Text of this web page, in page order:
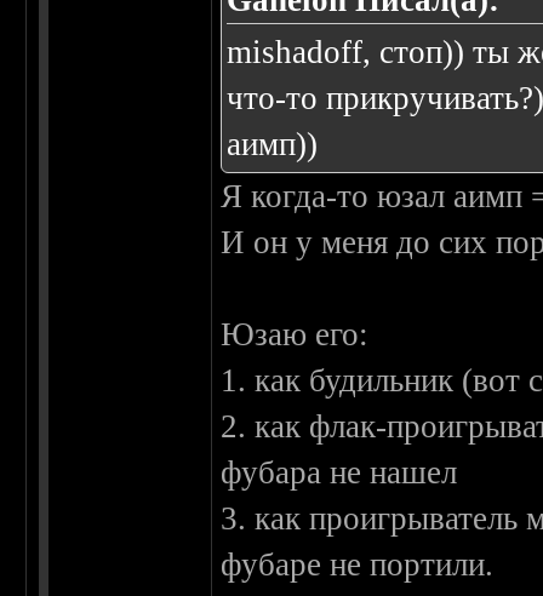
mishadoff, стоп)) ты
что-то
аимп))
Я когда-то юзал аимп
И он у меня до сих
Юзаю его:
1. как будильник
2. как флак-
фубара не нашел
3. как проигрыватель
фубаре не портили.